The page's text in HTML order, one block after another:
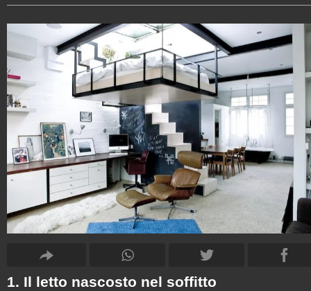
1. Il letto nascosto nel soffitto